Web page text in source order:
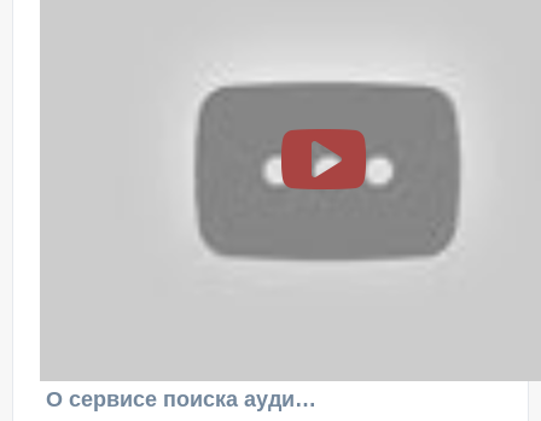
О сервисе поиска аудитории ВКонтакте